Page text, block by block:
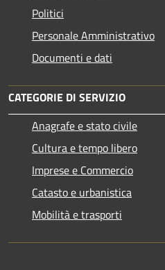
Politici
Personale Amministrativo
Documenti e dati
CATEGORIE DI SERVIZIO
Anagrafe e stato civile
Cultura e tempo libero
Imprese e Commercio
Catasto e urbanistica
Mobilità e trasporti